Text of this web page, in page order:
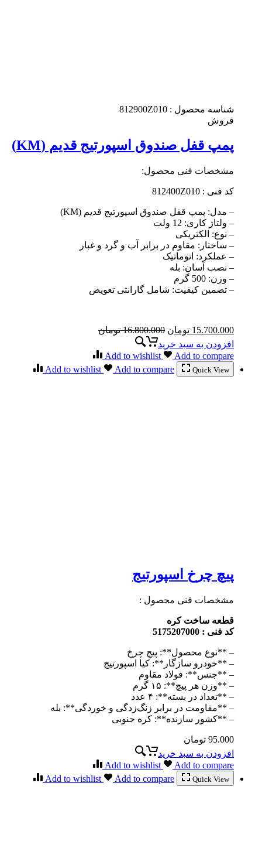
شناسه محصول : 812900Z010
فروش
پمپ قفل صندوق اسپورتیج قدیم (KM)
مشخصات فنی محصول:
کد فنی : 812400Z010
– مدل: پمپ قفل صندوق اسپورتیج قدیم (KM)
– ولتاژ کاری: 12 ولت
– نوع: الکتریکی
– ساختار: مقاوم در برابر آب و گرد و غبار
– عملکرد: اتوماتیک
– نصب آسان: بله
– وزن: 500 گرم
– تضمین کیفیت: شامل گارانتی تعویض
15.700.000 تومان 16.800.000 تومان
افزودن به سبد خرید
Add to wishlist
Add to compare
Quick View
Add to wishlist Add to compare
پیچ چرخ اسپورتیج
مشخصات فنی محصول :
قطعه ساخت کره
کد فنی : 5175207000
– **نوع محصول**: پیچ چرخ
– **خودرو سازگار**: کیا اسپورتیج
– **جنس**: فولاد مقاوم
– **وزن هر پیچ**: ۱۵ گرم
– **تعداد در بسته**: ۴ عدد
– **مقاومت در برابر زنگ‌زدگی و خوردگی**: بله
– **کشور سازنده**: کره جنوبی
95.000 تومان
افزودن به سبد خرید
Add to wishlist
Add to compare
Quick View
Add to wishlist Add to compare